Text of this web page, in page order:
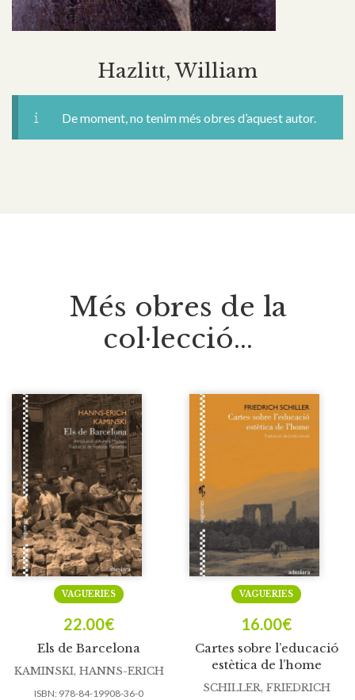
Hazlitt, William
De moment, no tenim més obres d’aquest autor.
Més obres de la
col·lecció...
Els de Barcelona
VAGUERIES
22.00€
KAMINSKI, HANNS-ERICH
ISBN: 978-84-19908-36-0
Cartes sobre l’educació
estètica de l’home
VAGUERIES
16.00€
SCHILLER, FRIEDRICH